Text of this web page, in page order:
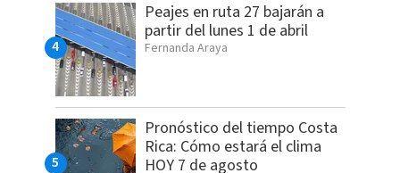
Peajes en ruta 27 bajarán a
partir del lunes 1 de abril
Fernanda Araya
Pronóstico del tiempo Costa
Rica: Cómo estará el clima
HOY 7 de agosto